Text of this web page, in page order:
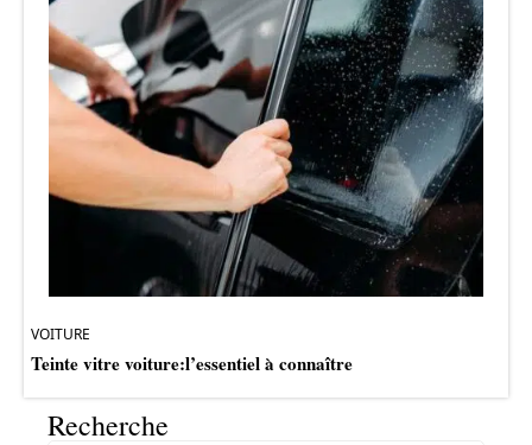
VOITURE
Teinte vitre voiture:l’essentiel à connaître
Recherche